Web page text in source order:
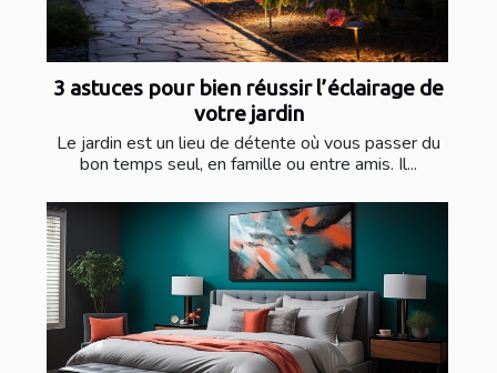
3 astuces pour bien réussir l’éclairage de
votre jardin
Le jardin est un lieu de détente où vous passer du
bon temps seul, en famille ou entre amis. Il...